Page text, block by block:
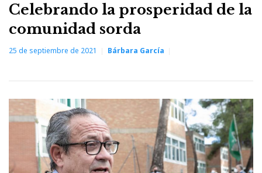
Celebrando la prosperidad de la
comunidad sorda
25 de septiembre de 2021 Bárbara García